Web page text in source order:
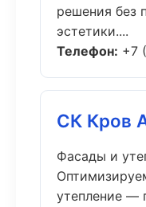
решения без
эстетики....
Телефон: +7
СК Кров
Фасады и
утепление —